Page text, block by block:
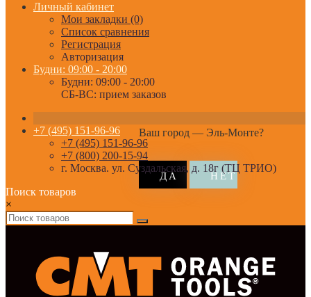
Личный кабинет
Мои закладки (0)
Список сравнения
Регистрация
Авторизация
Будни: 09:00 - 20:00
Будни: 09:00 - 20:00
СБ-ВС: прием заказов
Ваш город — Эль-Монте?
+7 (495) 151-96-96
+7 (495) 151-96-96
+7 (800) 200-15-94
г. Москва. ул. Суздальская, д. 18г (ТЦ ТРИО)
Поиск товаров
×